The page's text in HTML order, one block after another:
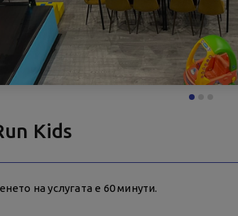
Kids
на услугата е 60 минути.